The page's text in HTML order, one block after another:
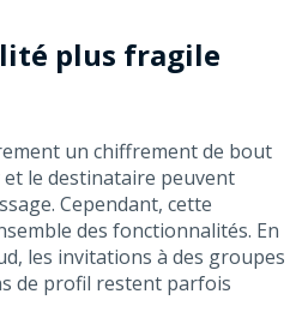
plus fragile
un chiffrement de bout
et le destinataire peuvent
Cependant, cette
des fonctionnalités. En
les invitations à des groupes
de profil restent parfois